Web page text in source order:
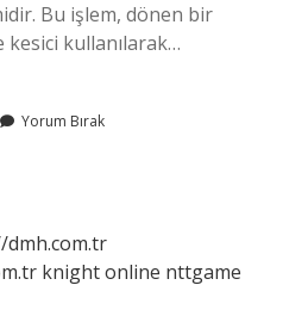
Bu işlem, dönen bir
kullanılarak…
Yorum Bırak
knight online nttgame